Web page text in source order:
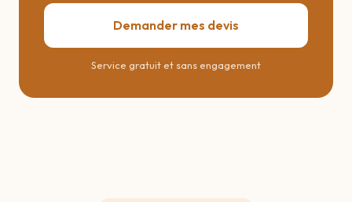
Demander mes devis
Service gratuit et sans engagement